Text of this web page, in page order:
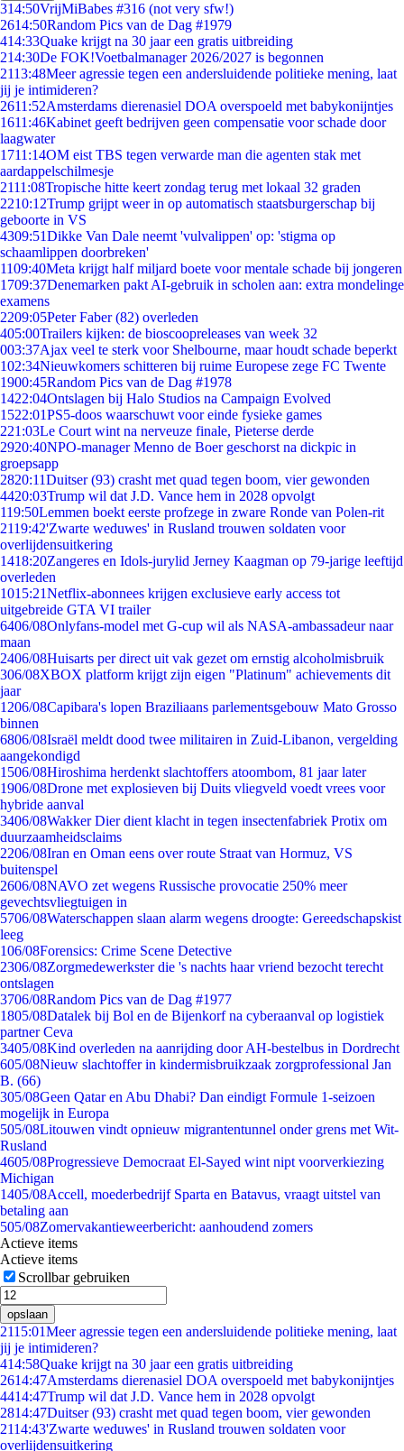
314:50VrijMiBabes #316 (not very sfw!)
2614:50Random Pics van de Dag #1979
414:33Quake krijgt na 30 jaar een gratis uitbreiding
214:30De FOK!Voetbalmanager 2026/2027 is begonnen
2113:48Meer agressie tegen een andersluidende politieke mening, laat
jij je intimideren?
2611:52Amsterdams dierenasiel DOA overspoeld met babykonijntjes
1611:46Kabinet geeft bedrijven geen compensatie voor schade door
laagwater
1711:14OM eist TBS tegen verwarde man die agenten stak met
aardappelschilmesje
2111:08Tropische hitte keert zondag terug met lokaal 32 graden
2210:12Trump grijpt weer in op automatisch staatsburgerschap bij
geboorte in VS
4309:51Dikke Van Dale neemt 'vulvalippen' op: 'stigma op
schaamlippen doorbreken'
1109:40Meta krijgt half miljard boete voor mentale schade bij jongeren
1709:37Denemarken pakt AI-gebruik in scholen aan: extra mondelinge
examens
2209:05Peter Faber (82) overleden
405:00Trailers kijken: de bioscoopreleases van week 32
003:37Ajax veel te sterk voor Shelbourne, maar houdt schade beperkt
102:34Nieuwkomers schitteren bij ruime Europese zege FC Twente
1900:45Random Pics van de Dag #1978
1422:04Ontslagen bij Halo Studios na Campaign Evolved
1522:01PS5-doos waarschuwt voor einde fysieke games
221:03Le Court wint na nerveuze finale, Pieterse derde
2920:40NPO-manager Menno de Boer geschorst na dickpic in
groepsapp
2820:11Duitser (93) crasht met quad tegen boom, vier gewonden
4420:03Trump wil dat J.D. Vance hem in 2028 opvolgt
119:50Lemmen boekt eerste profzege in zware Ronde van Polen-rit
2119:42'Zwarte weduwes' in Rusland trouwen soldaten voor
overlijdensuitkering
1418:20Zangeres en Idols-jurylid Jerney Kaagman op 79-jarige leeftijd
overleden
1015:21Netflix-abonnees krijgen exclusieve early access tot
uitgebreide GTA VI trailer
6406/08Onlyfans-model met G-cup wil als NASA-ambassadeur naar
maan
2406/08Huisarts per direct uit vak gezet om ernstig alcoholmisbruik
306/08XBOX platform krijgt zijn eigen "Platinum" achievements dit
jaar
1206/08Capibara's lopen Braziliaans parlementsgebouw Mato Grosso
binnen
6806/08Israël meldt dood twee militairen in Zuid-Libanon, vergelding
aangekondigd
1506/08Hiroshima herdenkt slachtoffers atoombom, 81 jaar later
1906/08Drone met explosieven bij Duits vliegveld voedt vrees voor
hybride aanval
3406/08Wakker Dier dient klacht in tegen insectenfabriek Protix om
duurzaamheidsclaims
2206/08Iran en Oman eens over route Straat van Hormuz, VS
buitenspel
2606/08NAVO zet wegens Russische provocatie 250% meer
gevechtsvliegtuigen in
5706/08Waterschappen slaan alarm wegens droogte: Gereedschapskist
leeg
106/08Forensics: Crime Scene Detective
2306/08Zorgmedewerkster die 's nachts haar vriend bezocht terecht
ontslagen
3706/08Random Pics van de Dag #1977
1805/08Datalek bij Bol en de Bijenkorf na cyberaanval op logistiek
partner Ceva
3405/08Kind overleden na aanrijding door AH-bestelbus in Dordrecht
605/08Nieuw slachtoffer in kindermisbruikzaak zorgprofessional Jan
B. (66)
305/08Geen Qatar en Abu Dhabi? Dan eindigt Formule 1-seizoen
mogelijk in Europa
505/08Litouwen vindt opnieuw migrantentunnel onder grens met Wit-
Rusland
4605/08Progressieve Democraat El-Sayed wint nipt voorverkiezing
Michigan
1405/08Accell, moederbedrijf Sparta en Batavus, vraagt uitstel van
betaling aan
505/08Zomervakantieweerbericht: aanhoudend zomers
Actieve items
Actieve items
Scrollbar gebruiken
opslaan
2115:01Meer agressie tegen een andersluidende politieke mening, laat
jij je intimideren?
414:58Quake krijgt na 30 jaar een gratis uitbreiding
2614:47Amsterdams dierenasiel DOA overspoeld met babykonijntjes
4414:47Trump wil dat J.D. Vance hem in 2028 opvolgt
2814:47Duitser (93) crasht met quad tegen boom, vier gewonden
2114:43'Zwarte weduwes' in Rusland trouwen soldaten voor
overlijdensuitkering